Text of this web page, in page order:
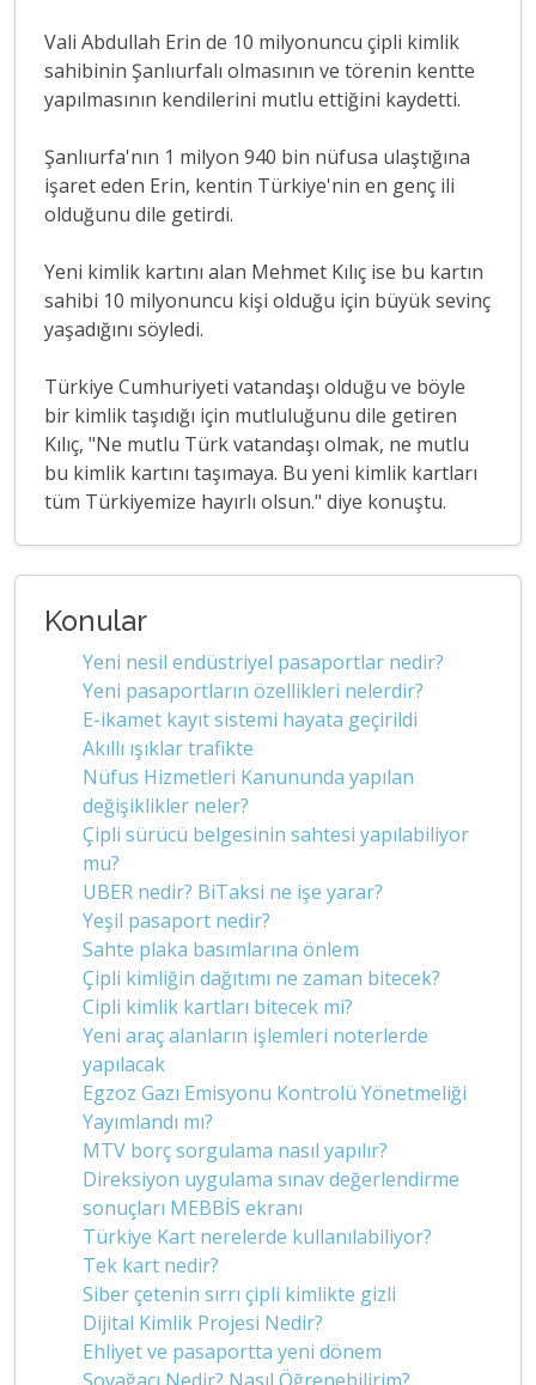
Vali Abdullah Erin de 10 milyonuncu çipli kimlik
sahibinin Şanlıurfalı olmasının ve törenin kentte
yapılmasının kendilerini mutlu ettiğini kaydetti.
Şanlıurfa'nın 1 milyon 940 bin nüfusa ulaştığına
işaret eden Erin, kentin Türkiye'nin en genç ili
olduğunu dile getirdi.
Yeni kimlik kartını alan Mehmet Kılıç ise bu kartın
sahibi 10 milyonuncu kişi olduğu için büyük sevinç
yaşadığını söyledi.
Türkiye Cumhuriyeti vatandaşı olduğu ve böyle
bir kimlik taşıdığı için mutluluğunu dile getiren
Kılıç, "Ne mutlu Türk vatandaşı olmak, ne mutlu
bu kimlik kartını taşımaya. Bu yeni kimlik kartları
tüm Türkiyemize hayırlı olsun." diye konuştu.
Konular
Yeni nesil endüstriyel pasaportlar nedir?
Yeni pasaportların özellikleri nelerdir?
E-ikamet kayıt sistemi hayata geçirildi
Akıllı ışıklar trafikte
Nüfus Hizmetleri Kanununda yapılan
değişiklikler neler?
Çipli sürücü belgesinin sahtesi yapılabiliyor
mu?
UBER nedir? BiTaksi ne işe yarar?
Yeşil pasaport nedir?
Sahte plaka basımlarına önlem
Çipli kimliğin dağıtımı ne zaman bitecek?
Cipli kimlik kartları bitecek mi?
Yeni araç alanların işlemleri noterlerde
yapılacak
Egzoz Gazı Emisyonu Kontrolü Yönetmeliği
Yayımlandı mı?
MTV borç sorgulama nasıl yapılır?
Direksiyon uygulama sınav değerlendirme
sonuçları MEBBİS ekranı
Türkiye Kart nerelerde kullanılabiliyor?
Tek kart nedir?
Siber çetenin sırrı çipli kimlikte gizli
Dijital Kimlik Projesi Nedir?
Ehliyet ve pasaportta yeni dönem